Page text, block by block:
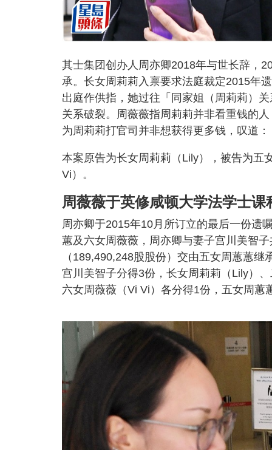
其士集团创办人周亦卿2018年与世长辞，
承。长女周莉莉入禀要求法庭裁定2015年
出庭作供指，她过往「同家姐（周莉莉）
关系破裂。周薇薇指周莉莉并非看重钱的
为周莉莉打官司并非想获得更多钱，叹道
本案原告为长女周莉莉（Lily），被告为五
Vi）。
周薇薇于英修咸顿大学法学士
周亦卿于2015年10月所订立的最后一份遗
蕙及六女周薇薇，周亦卿与妻子宫川美智
（189,490,248股股份）交由五女周蕙蕙
宫川美智子分得3份，长女周莉莉（Lily）
六女周薇薇（Vi Vi）各分得1份，五女周